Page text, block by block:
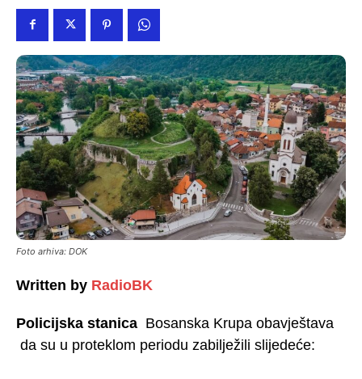
Foto arhiva: DOK
Written by RadioBK
Policijska stanica Bosanska Krupa obavještava
da su u proteklom periodu zabilježili slijedeće: